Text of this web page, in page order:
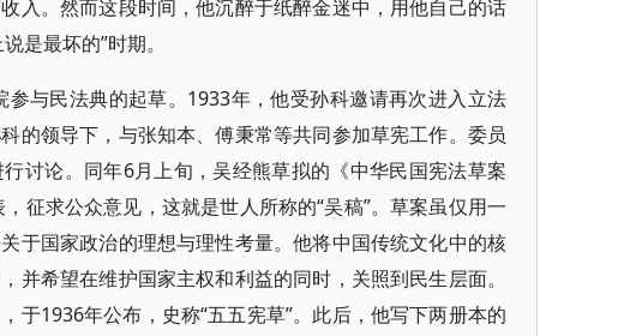
入。然而这段时间，他沉醉于纸醉金迷中，用他自己的话
是最坏的”时期。
与民法典的起草。1933年，他受孙科邀请再次进入立法
的领导下，与张知本、傅秉常等共同参加草宪工作。委员
讨论。同年6月上旬，吴经熊草拟的《中华民国宪法草案
征求公众意见，这就是世人所称的“吴稿”。草案虽仅用一
于国家政治的理想与理性考量。他将中国传统文化中的核
并希望在维护国家主权和利益的同时，关照到民生层面。
于1936年公布，史称“五五宪草”。此后，他写下两册本的